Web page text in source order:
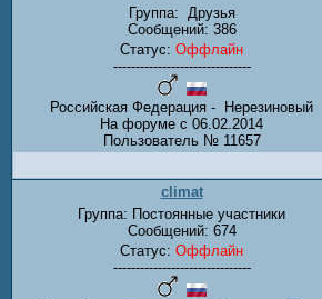
Группа: Друзья
Сообщений: 386
Статус: Оффлайн
-------------------------------
Российская Федерация - Нерезиновый
На форуме с 06.02.2014
Пользователь № 11657
climat
Группа: Постоянные участники
Сообщений: 674
Статус: Оффлайн
-------------------------------